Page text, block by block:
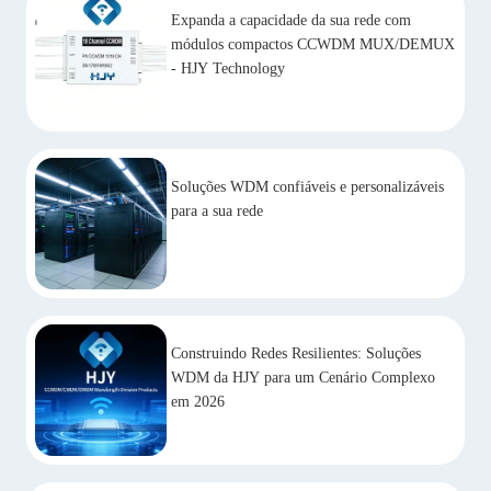
Expanda a capacidade da sua rede com
módulos compactos CCWDM MUX/DEMUX
- HJY Technology
Soluções WDM confiáveis e personalizáveis
para a sua rede
Construindo Redes Resilientes: Soluções
WDM da HJY para um Cenário Complexo
em 2026